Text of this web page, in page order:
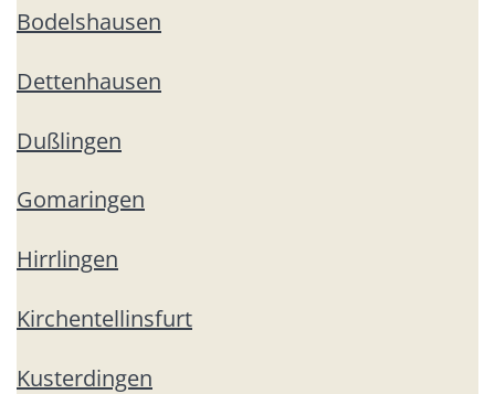
Bodelshausen
Dettenhausen
Dußlingen
Gomaringen
Hirrlingen
Kirchentellinsfurt
Kusterdingen